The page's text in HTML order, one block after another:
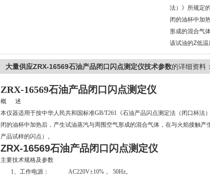
法）》所规定
闭的油杯中加
形成的混合气
该试油的Z低温
大量供应ZRX-16569石油产品闭口闪点测定仪技术参数的详细资料：
ZRX-16569石油产品闭口闪点测定仪
概 述
本仪器适用于按中华人民共和国标准GB/T261《石油产品闪点测定法（闭口杯法
闭的油杯中加热后，产生试油蒸汽与周围空气形成的混合气体，在与火焰接触产
产品试样的闪点）。
ZRX-16569石油产品闭口闪点测定仪
主要技术规格及参数
1、工作电源： AC220V±10%， 50Hz。